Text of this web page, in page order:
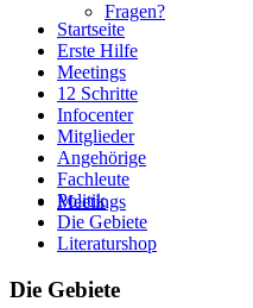
Fragen?
Meetings
Startseite
Erste Hilfe
Meetings
12 Schritte
Infocenter
Mitglieder
Angehörige
Fachleute
Politik
Die Gebiete
Literaturshop
Die Gebiete